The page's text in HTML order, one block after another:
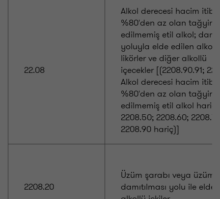
22.08
Alkol derecesi hacim
%80'den az olan tağyir
edilmemiş etil alkol;
yoluyla elde edilen
likörler ve diğer alkollü
içecekler [(2208.90.91;
Alkol derecesi hacim
%80'den az olan tağyir
edilmemiş etil alkol
2208.50; 2208.60;
2208.90 hariç)]
2208.20
Üzüm şarabı veya üzüm
damıtılması yolu ile elde